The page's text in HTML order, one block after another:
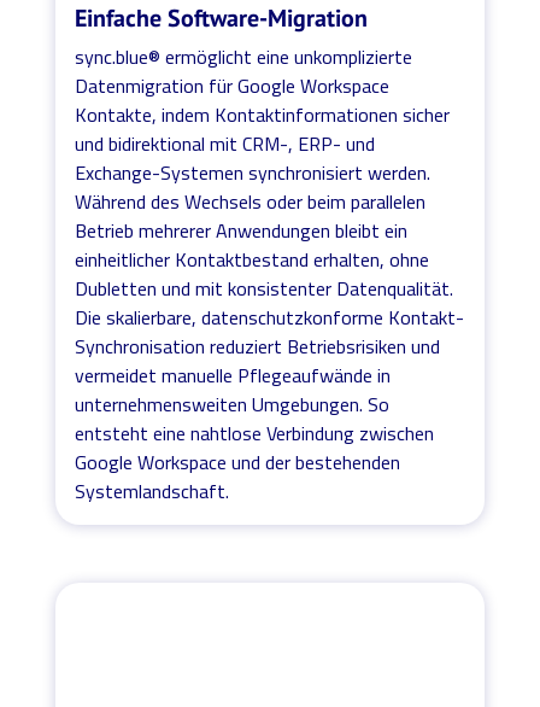
Einfache Software-Migration
sync.blue® ermöglicht eine unkomplizierte
Datenmigration für Google Workspace
Kontakte, indem Kontaktinformationen sicher
und bidirektional mit CRM-, ERP- und
Exchange-Systemen synchronisiert werden.
Während des Wechsels oder beim parallelen
Betrieb mehrerer Anwendungen bleibt ein
einheitlicher Kontaktbestand erhalten, ohne
Dubletten und mit konsistenter Datenqualität.
Die skalierbare, datenschutzkonforme Kontakt-
Synchronisation reduziert Betriebsrisiken und
vermeidet manuelle Pflegeaufwände in
unternehmensweiten Umgebungen. So
entsteht eine nahtlose Verbindung zwischen
Google Workspace und der bestehenden
Systemlandschaft.